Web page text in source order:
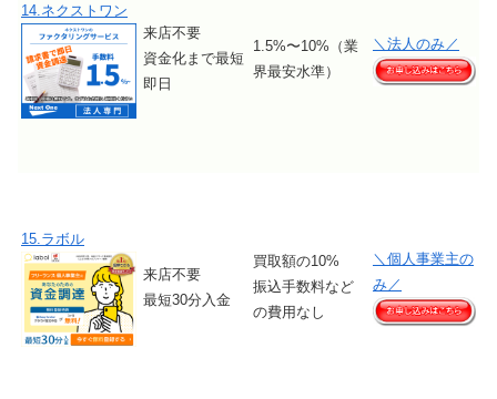
14.ネクストワン
来店不要
資金化まで最短
即日
1.5%〜10%（業
界最安水準）
＼法人のみ／
15.ラボル
来店不要
最短30分入金
買取額の10%
振込手数料など
の費用なし
＼個人事業主の
み／